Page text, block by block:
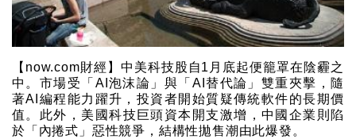
【now.com財經】中美科技股自1月底起便籠罩在陰霾之
中。市場受「AI泡沫論」與「AI替代論」雙重夾擊，隨
著AI編程能力躍升，投資者開始質疑傳統軟件的長期價
值。此外，美國科技巨頭資本開支激增，中國企業則陷
於「內捲式」惡性競爭，結構性拋售潮由此爆發。